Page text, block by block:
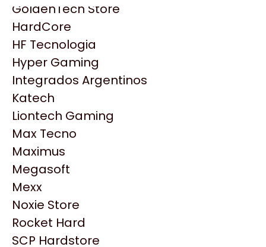
HP
HyperX
INNO3D
Intel
Kingston
Lenovo
Logitech
MSI
NVIDIA GeForce
NZXT
PNY
Palit
Philips
GoldenTech Store
HardCore
HF Tecnologia
Hyper Gaming
Integrados Argentinos
Katech
Liontech Gaming
Max Tecno
Maximus
Megasoft
Mexx
Noxie Store
Rocket Hard
SCP Hardstore
Productos
Similares